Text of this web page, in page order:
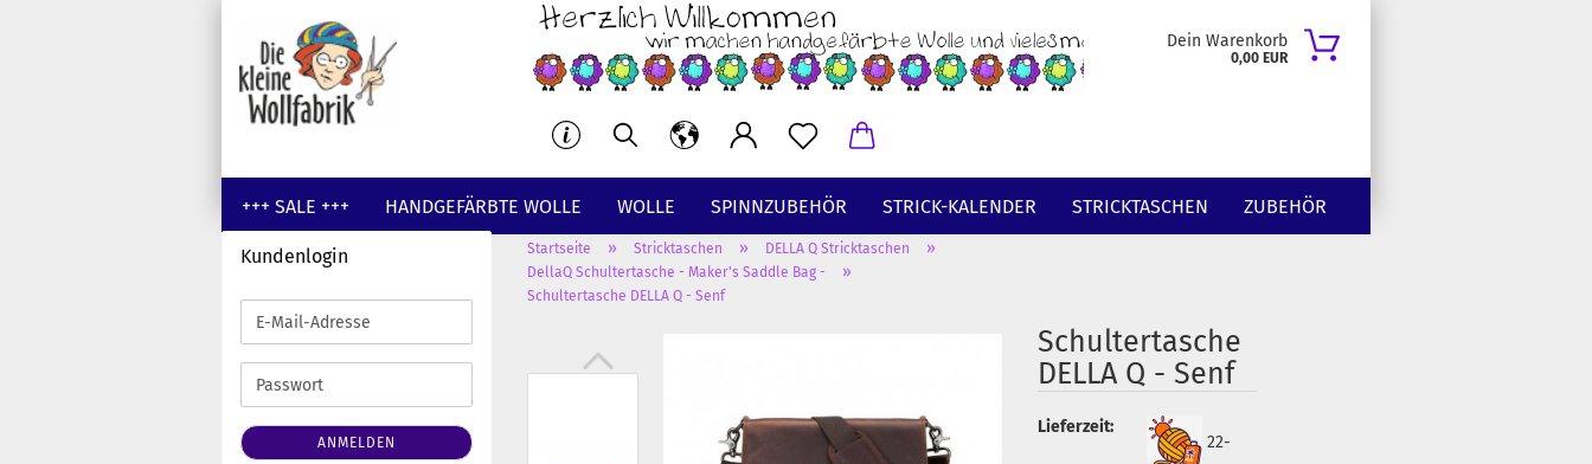
Dein Warenkorb
0,00 EUR
+++ SALE +++ HANDGEFÄRBTE WOLLE WOLLE SPINNZUBEHÖR STRICK-KALENDER STRICKTASCHEN ZUBEHÖR
GUTSCHEINE WOLLE UNGEFÄRBT
Startseite » Stricktaschen » DELLA Q Stricktaschen »
DellaQ Schultertasche - Maker's Saddle Bag - »
Schultertasche DELLA Q - Senf
Schultertasche
DELLA Q - Senf
Lieferzeit:
22-
Kundenlogin
E-
Mail-
Adresse
Passwort
ANMELDEN